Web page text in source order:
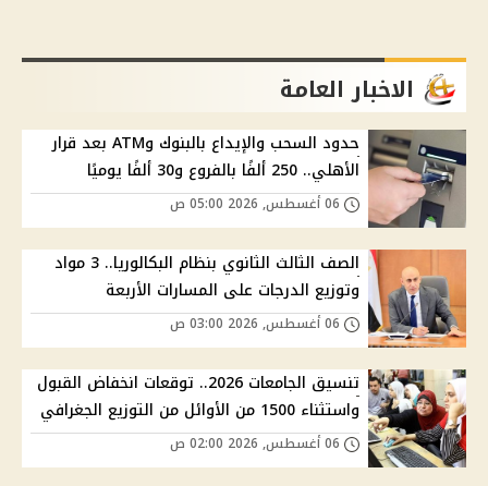
الاخبار العامة
حدود السحب والإيداع بالبنوك وATM بعد قرار
الأهلي.. 250 ألفًا بالفروع و30 ألفًا يوميًا
الصف الثالث الثانوي بنظام البكالوريا.. 3 مواد
وتوزيع الدرجات على المسارات الأربعة
تنسيق الجامعات 2026.. توقعات انخفاض القبول
واستثناء 1500 من الأوائل من التوزيع الجغرافي